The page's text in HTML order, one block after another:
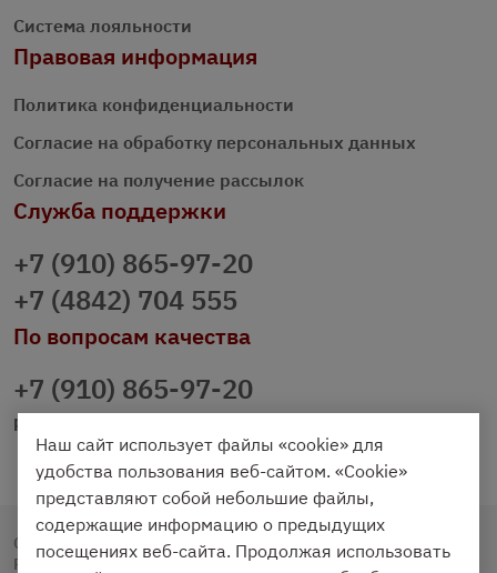
Система лояльности
Правовая информация
Политика конфиденциальности
Согласие на обработку персональных данных
Согласие на получение рассылок
Служба поддержки
+7 (910) 865-97-20
+7 (4842) 704 555
По вопросам качества
+7 (910) 865-97-20
prazdnichniy40@palmi.ru
Copyright © 2020 - 2026. Праздничный Стол.
Разработка и продвижение - Vegas Studio
Наш сайт использует файлы «cookie» для
удобства пользования веб-сайтом. «Cookie»
представляют собой небольшие файлы,
содержащие информацию о предыдущих
посещениях веб-сайта. Продолжая использовать